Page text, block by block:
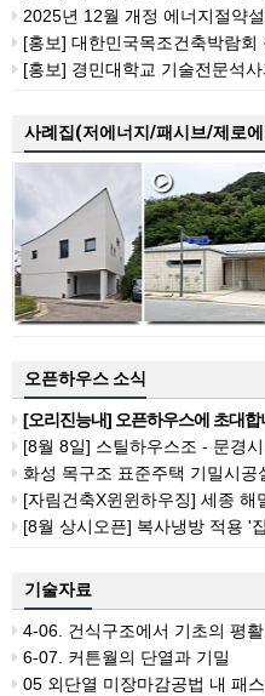
2025년 12월 개정 에너지절약설계기준
[홍보] 대한민국목조건축박람회
[홍보] 경민대학교 기술전문석
사례집(저에너지/패시브/제로
오픈하우스 소식
[오리진능내] 오픈하우스에 초대합
[8월 8일] 스틸하우스조 - 문경
화성 목구조 표준주택 기밀시공
[자림건축X윈윈하우징] 세종 해밀동
[8월 상시오픈] 복사냉방 적용 '
기술자료
4-06. 건식구조에서 기초의 평
6-07. 커튼월의 단열과 기밀
05 외단열 미장마감공법 내 패